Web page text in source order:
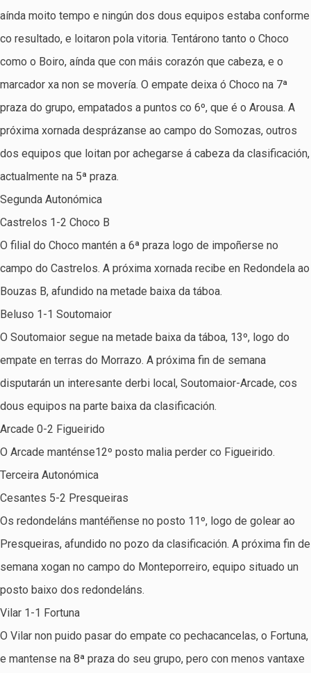
aínda moito tempo e ningún dos dous equipos estaba conforme
co resultado, e loitaron pola vitoria. Tentárono tanto o Choco
como o Boiro, aínda que con máis corazón que cabeza, e o
marcador xa non se movería. O empate deixa ó Choco na 7ª
praza do grupo, empatados a puntos co 6º, que é o Arousa. A
próxima xornada desprázanse ao campo do Somozas, outros
dos equipos que loitan por achegarse á cabeza da clasificación,
actualmente na 5ª praza.
Segunda Autonómica
Castrelos 1-2 Choco B
O filial do Choco mantén a 6ª praza logo de impoñerse no
campo do Castrelos. A próxima xornada recibe en Redondela ao
Bouzas B, afundido na metade baixa da táboa.
Beluso 1-1 Soutomaior
O Soutomaior segue na metade baixa da táboa, 13º, logo do
empate en terras do Morrazo. A próxima fin de semana
disputarán un interesante derbi local, Soutomaior-Arcade, cos
dous equipos na parte baixa da clasificación.
Arcade 0-2 Figueirido
O Arcade manténse12º posto malia perder co Figueirido.
Terceira Autonómica
Cesantes 5-2 Presqueiras
Os redondeláns mantéñense no posto 11º, logo de golear ao
Presqueiras, afundido no pozo da clasificación. A próxima fin de
semana xogan no campo do Monteporreiro, equipo situado un
posto baixo dos redondeláns.
Vilar 1-1 Fortuna
O Vilar non puido pasar do empate co pechacancelas, o Fortuna,
e mantense na 8ª praza do seu grupo, pero con menos vantaxe